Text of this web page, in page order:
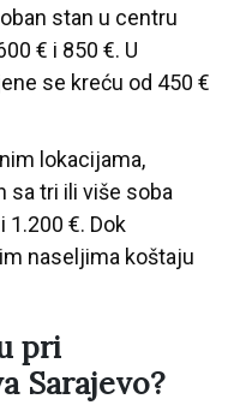
stan u centru
€ i 850 €. U
se kreću od 450 €
lokacijama,
sa tri ili više soba
€. Dok
naseljima koštaju
pri
Sarajevo?